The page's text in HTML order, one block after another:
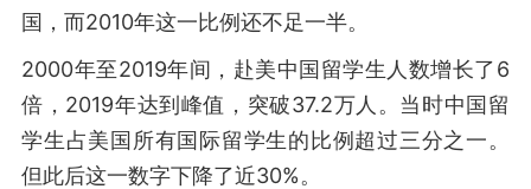
国，而2010年这一比例还不足一半。
2000年至2019年间，赴美中国留学生人数增长了6
倍，2019年达到峰值，突破37.2万人。当时中国留
学生占美国所有国际留学生的比例超过三分之一。
但此后这一数字下降了近30%。